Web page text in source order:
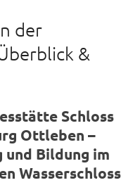
der
&
Schloss
Ottleben –
und Bildung im
Wasserschloss